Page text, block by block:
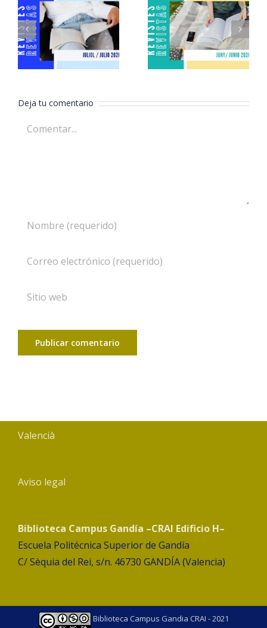
Revistas
julio 2026
Revistas
junio 2026
Deja tu comentario
Comentar
Valencià
Aviso legal
Biblioteca Campus Gandía –CRAI Edificio H–
Escuela Politécnica Superior de Gandía
C/ Sèquia del Rei, s/n. 46730 GANDÍA (Valencia)
Biblioteca Campus Gandia CRAI - 2021